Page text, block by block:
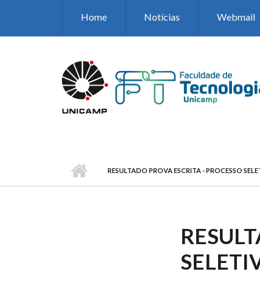
Home Notícias Webmail
RESULTADO PROVA ESCRITA - PROCESSO